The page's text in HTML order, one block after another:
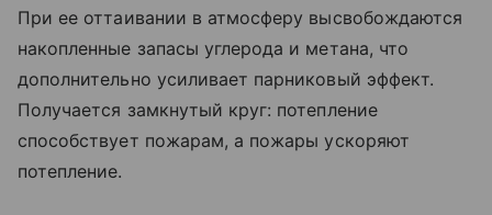
При ее оттаивании в атмосферу высвобождаются
накопленные запасы углерода и метана, что
дополнительно усиливает парниковый эффект.
Получается замкнутый круг: потепление
способствует пожарам, а пожары ускоряют
потепление.